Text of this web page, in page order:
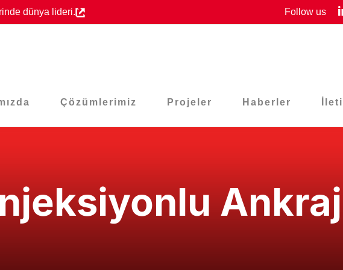
dünya lideri. Follow us
Çözümlerimiz Projeler Haberler